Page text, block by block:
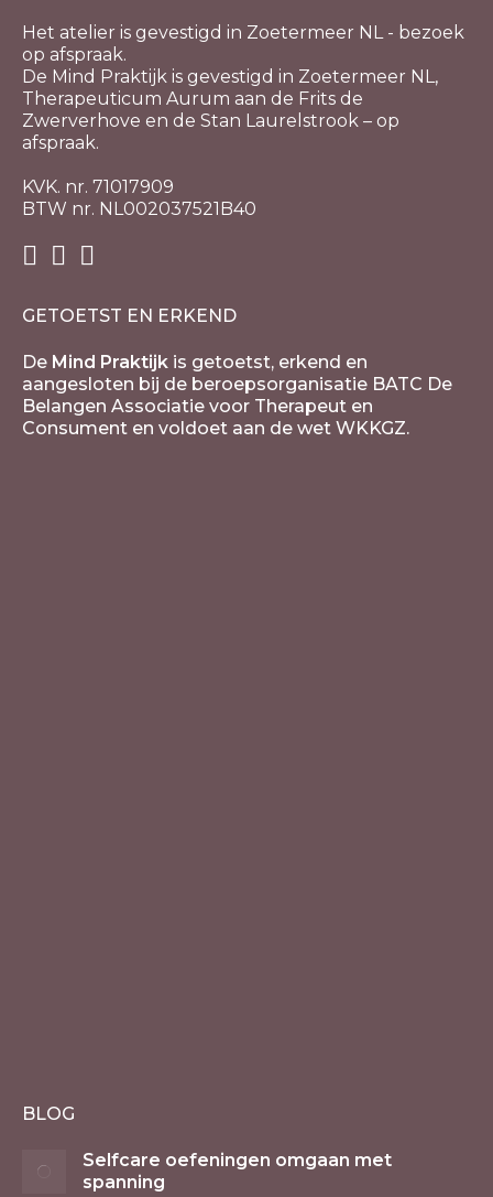
Het atelier is gevestigd in Zoetermeer NL - bezoek
op afspraak.
De Mind Praktijk is gevestigd in Zoetermeer NL,
Therapeuticum Aurum aan de Frits de
Zwerverhove en de Stan Laurelstrook – op
afspraak.
KVK. nr. 71017909
BTW nr. NL002037521B40
GETOETST EN ERKEND
De Mind Praktijk is getoetst, erkend en
aangesloten bij de beroepsorganisatie BATC De
Belangen Associatie voor Therapeut en
Consument en voldoet aan de wet WKKGZ.
BLOG
Selfcare oefeningen omgaan met
spanning